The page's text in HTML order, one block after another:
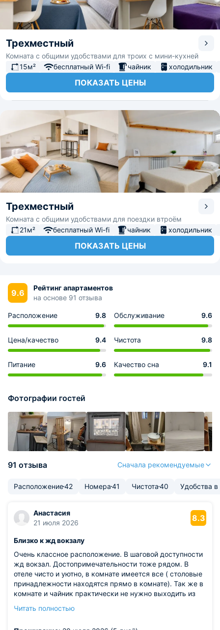
Трехместный
Комната с общими удобствами для троих с мини-кухней
15м²
бесплатный Wi-fi чайник холодильник
ПОКАЗАТЬ ЦЕНЫ
Трехместный
Комната с общими удобствами для поездки втроём
21м²
бесплатный Wi-fi чайник холодильник
ПОКАЗАТЬ ЦЕНЫ
9.6
Рейтинг апартаментов
на основе 91 отзыва
Расположение 9.8 Обслуживание 9.6
Цена/качество 9.4 Чистота 9.8
Питание 9.6 Качество сна 9.1
Фотографии гостей
91 отзыва Сначала рекомендуемые
Расположение42 Номера41 Чистота40 Удобства
Анастасия
21 июля 2026
8.3
Близко к жд вокзалу
Очень классное расположение. В шаговой доступности
жд вокзал. Достопримечательности тоже рядом. В
отеле чисто и уютно, в комнате имеется все ( столовые
принадлежности находятся прямо в комнате). Так же в
комнате и чайник практически не нужно выходить из
этаже полный порядок. Хотелось бы чтоб в туалеты
Читать полностью